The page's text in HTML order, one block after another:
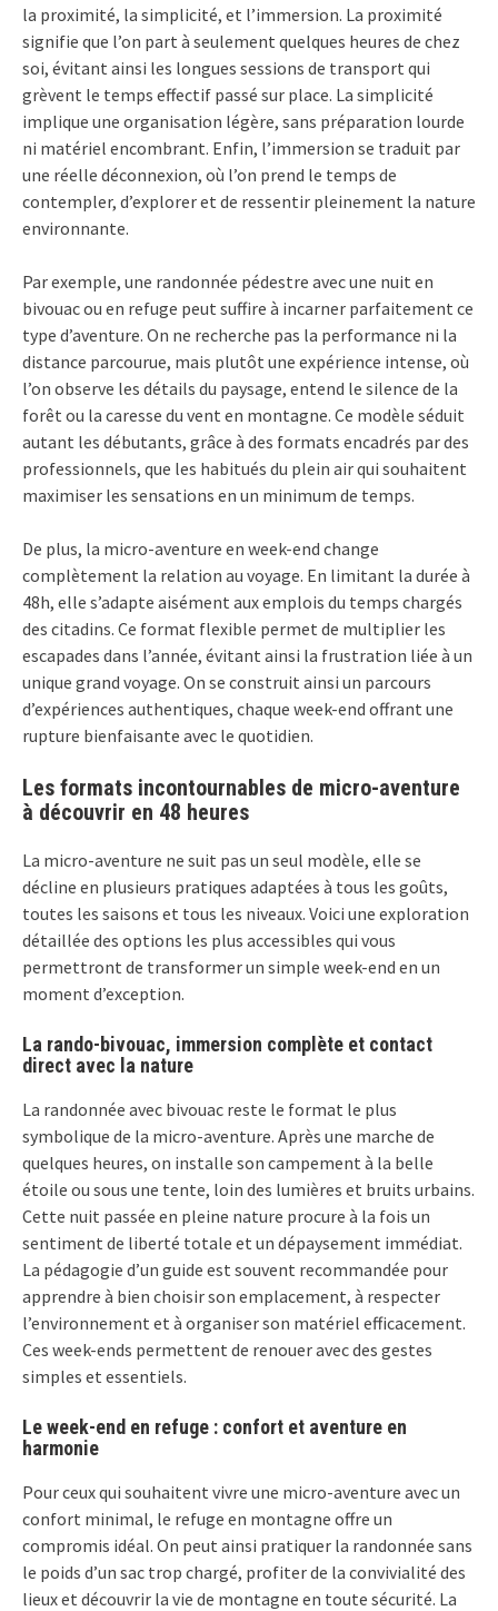
la proximité, la simplicité, et l’immersion. La proximité
signifie que l’on part à seulement quelques heures de chez
soi, évitant ainsi les longues sessions de transport qui
grèvent le temps effectif passé sur place. La simplicité
implique une organisation légère, sans préparation lourde
ni matériel encombrant. Enfin, l’immersion se traduit par
une réelle déconnexion, où l’on prend le temps de
contempler, d’explorer et de ressentir pleinement la nature
environnante.
Par exemple, une randonnée pédestre avec une nuit en
bivouac ou en refuge peut suffire à incarner parfaitement ce
type d’aventure. On ne recherche pas la performance ni la
distance parcourue, mais plutôt une expérience intense, où
l’on observe les détails du paysage, entend le silence de la
forêt ou la caresse du vent en montagne. Ce modèle séduit
autant les débutants, grâce à des formats encadrés par des
professionnels, que les habitués du plein air qui souhaitent
maximiser les sensations en un minimum de temps.
De plus, la micro-aventure en week-end change
complètement la relation au voyage. En limitant la durée à
48h, elle s’adapte aisément aux emplois du temps chargés
des citadins. Ce format flexible permet de multiplier les
escapades dans l’année, évitant ainsi la frustration liée à un
unique grand voyage. On se construit ainsi un parcours
d’expériences authentiques, chaque week-end offrant une
rupture bienfaisante avec le quotidien.
Les formats incontournables de micro-aventure
à découvrir en 48 heures
La micro-aventure ne suit pas un seul modèle, elle se
décline en plusieurs pratiques adaptées à tous les goûts,
toutes les saisons et tous les niveaux. Voici une exploration
détaillée des options les plus accessibles qui vous
permettront de transformer un simple week-end en un
moment d’exception.
La rando-bivouac, immersion complète et contact
direct avec la nature
La randonnée avec bivouac reste le format le plus
symbolique de la micro-aventure. Après une marche de
quelques heures, on installe son campement à la belle
étoile ou sous une tente, loin des lumières et bruits urbains.
Cette nuit passée en pleine nature procure à la fois un
sentiment de liberté totale et un dépaysement immédiat.
La pédagogie d’un guide est souvent recommandée pour
apprendre à bien choisir son emplacement, à respecter
l’environnement et à organiser son matériel efficacement.
Ces week-ends permettent de renouer avec des gestes
simples et essentiels.
Le week-end en refuge : confort et aventure en
harmonie
Pour ceux qui souhaitent vivre une micro-aventure avec un
confort minimal, le refuge en montagne offre un
compromis idéal. On peut ainsi pratiquer la randonnée sans
le poids d’un sac trop chargé, profiter de la convivialité des
lieux et découvrir la vie de montagne en toute sécurité. La